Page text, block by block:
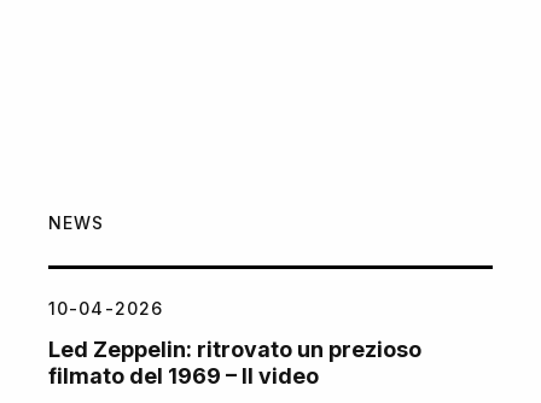
NEWS
10-04-2026
Led Zeppelin: ritrovato un prezioso
filmato del 1969 – Il video